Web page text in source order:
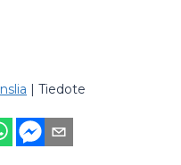
| Tiedote